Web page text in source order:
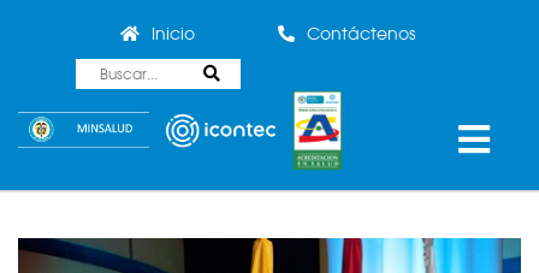
Inicio Contáctenos